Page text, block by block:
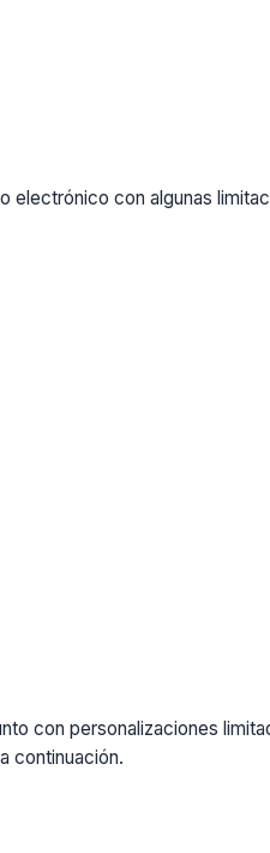
con algunas
con personalizaciones
continuación.